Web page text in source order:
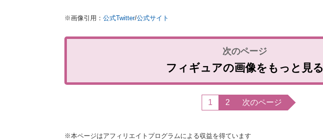
※画像引用： 公式Twitter/公式サイト
フィギュアの画像をもっと見る
1 2 次のページ
※本ページはアフィリエイトプログラムによる収益を得ています